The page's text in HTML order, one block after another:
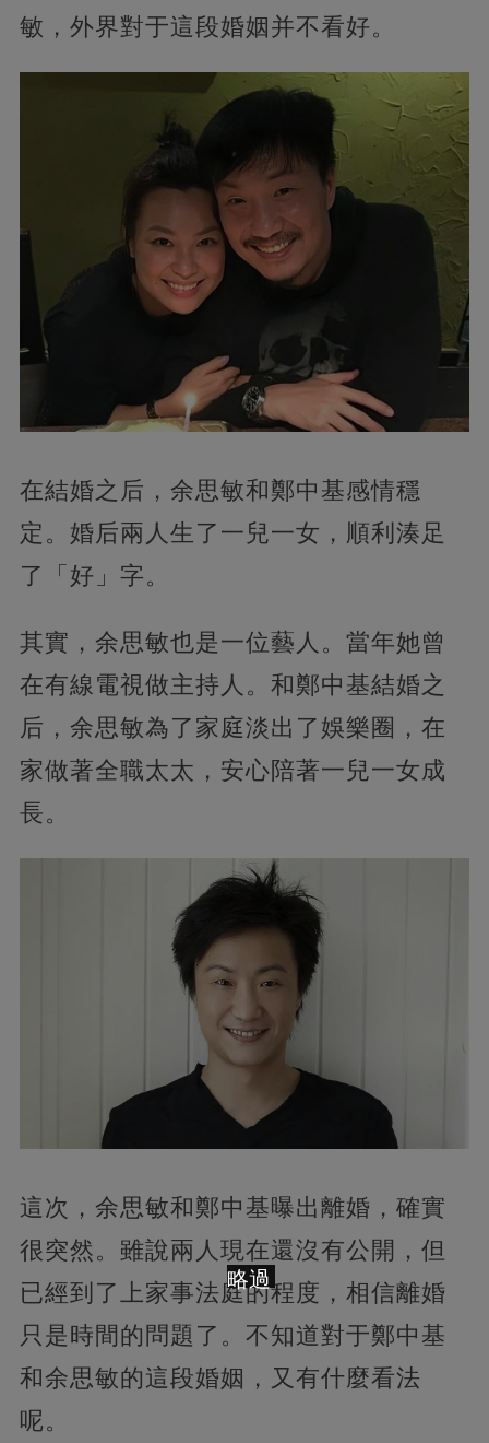
敏，外界對于這段婚姻并不看好。
在結婚之后，余思敏和鄭中基感情穩
定。婚后兩人生了一兒一女，順利湊足
了「好」字。
其實，余思敏也是一位藝人。當年她曾
在有線電視做主持人。和鄭中基結婚之
后，余思敏為了家庭淡出了娛樂圈，在
家做著全職太太，安心陪著一兒一女成
長。
這次，余思敏和鄭中基曝出離婚，確實
很突然。雖說兩人現在還沒有公開，但
已經到了上家事法庭的程度，相信離婚
只是時間的問題了。不知道對于鄭中基
和余思敏的這段婚姻，又有什麼看法
呢。
略過